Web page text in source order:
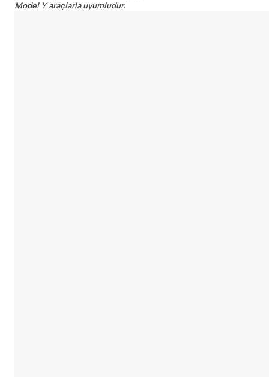
Model Y araçlarla uyumludur.